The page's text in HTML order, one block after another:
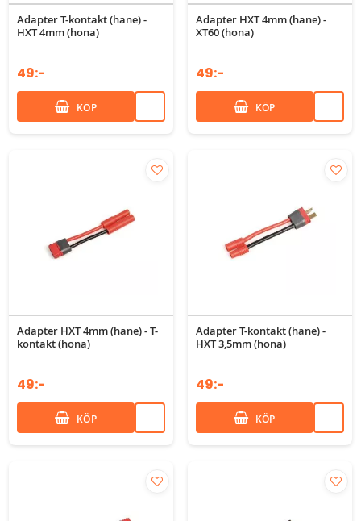
Adapter T-kontakt (hane) -
HXT 4mm (hona)
49:-
KÖP
Adapter HXT 4mm (hane) -
XT60 (hona)
49:-
KÖP
Adapter HXT 4mm (hane) - T-
kontakt (hona)
49:-
KÖP
Adapter T-kontakt (hane) -
HXT 3,5mm (hona)
49:-
KÖP